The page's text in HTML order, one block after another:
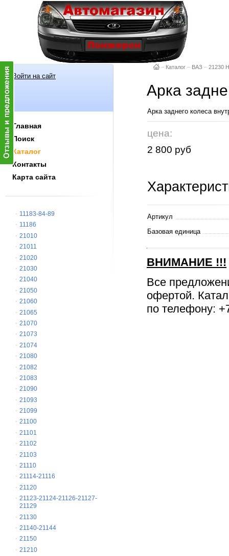
Войти на сайт
Главная
Поиск
Каталог
Контакты
Карта сайта
11183-84-89
11186
21010
21011
21020
21030
21040
21050
21060
21065
21070
21073
21074
21080
21082
21083
21090
21093
21099
21100
21101
21102
21103
21110
21114-21116
21120
21123-21124-21126-21127-
21129
21130
21140-21144
21150
21210
– Каталог – ВАЗ – 21230
Арка
Арка заднего колеса
цена:
2 800 руб
Артикул
Базовая единица
ВНИМАНИЕ !!!
Все
офертой.
по телефону: